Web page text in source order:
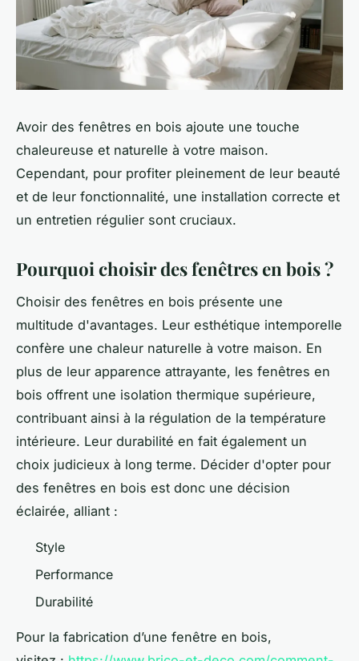
Avoir des fenêtres en bois ajoute une touche
chaleureuse et naturelle à votre maison.
Cependant, pour profiter pleinement de leur beauté
et de leur fonctionnalité, une installation correcte et
un entretien régulier sont cruciaux.
Pourquoi choisir des fenêtres en bois ?
Choisir des fenêtres en bois présente une
multitude d'avantages. Leur esthétique intemporelle
confère une chaleur naturelle à votre maison. En
plus de leur apparence attrayante, les fenêtres en
bois offrent une isolation thermique supérieure,
contribuant ainsi à la régulation de la température
intérieure. Leur durabilité en fait également un
choix judicieux à long terme. Décider d'opter pour
des fenêtres en bois est donc une décision
éclairée, alliant :
Style
Performance
Durabilité
Pour la fabrication d’une fenêtre en bois,